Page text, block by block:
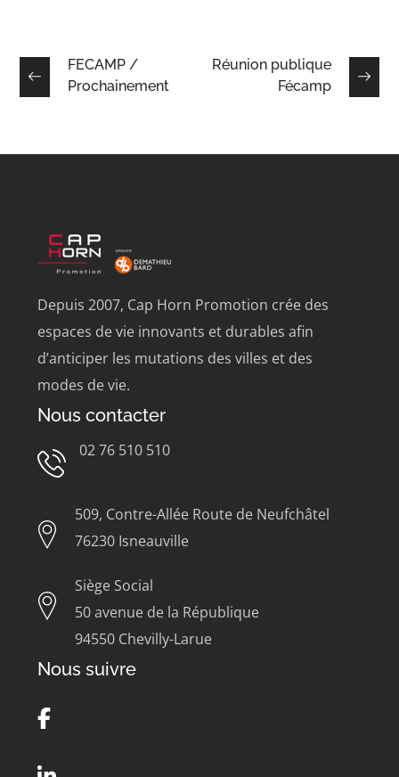
FECAMP /
Prochainement
Réunion publique
Fécamp
Depuis 2007, Cap Horn Promotion crée des
espaces de vie innovants et durables afin
d’anticiper les mutations des villes et des
modes de vie.
Nous contacter
02 76 510 510
509, Contre-Allée Route de Neufchâtel
76230 Isneauville
Siège Social
50 avenue de la République
94550 Chevilly-Larue
Nous suivre